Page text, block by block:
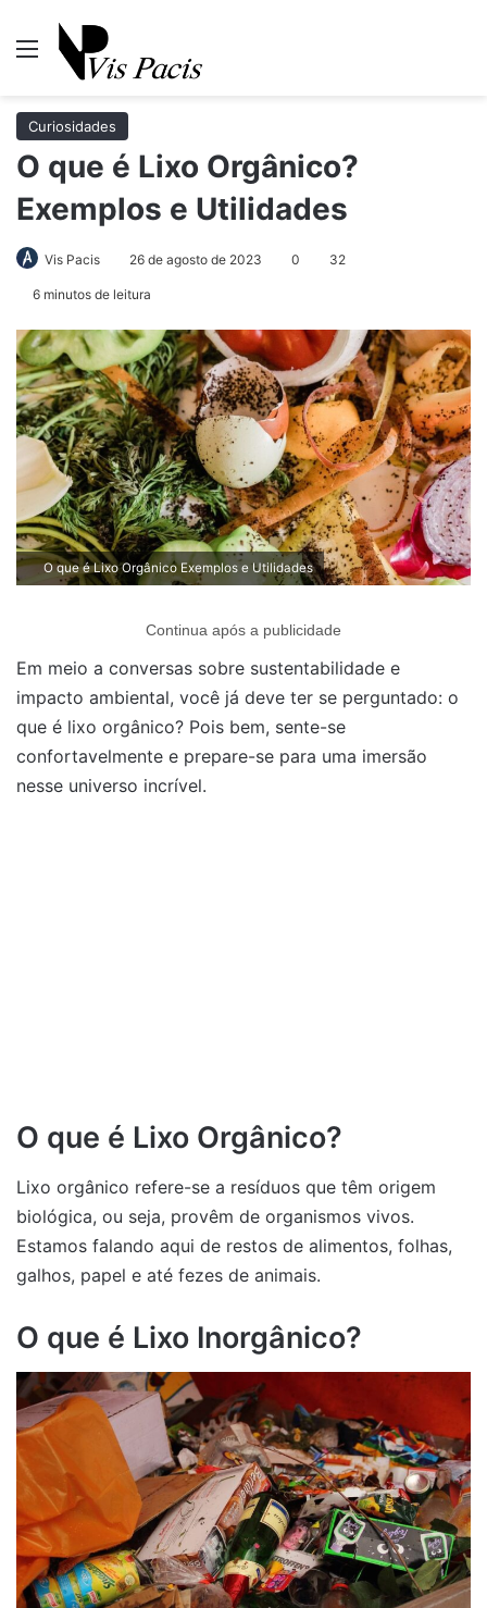
Menu
Curiosidades
O que é Lixo Orgânico?
Exemplos e Utilidades
Vis Pacis 26 de agosto de 2023 0 32
6 minutos de leitura
O que é Lixo Orgânico Exemplos e Utilidades
Continua após a publicidade
Em meio a conversas sobre sustentabilidade e
impacto ambiental, você já deve ter se perguntado: o
que é lixo orgânico? Pois bem, sente-se
confortavelmente e prepare-se para uma imersão
nesse universo incrível.
O que é Lixo Orgânico?
Lixo orgânico refere-se a resíduos que têm origem
biológica, ou seja, provêm de organismos vivos.
Estamos falando aqui de restos de alimentos, folhas,
galhos, papel e até fezes de animais.
O que é Lixo Inorgânico?